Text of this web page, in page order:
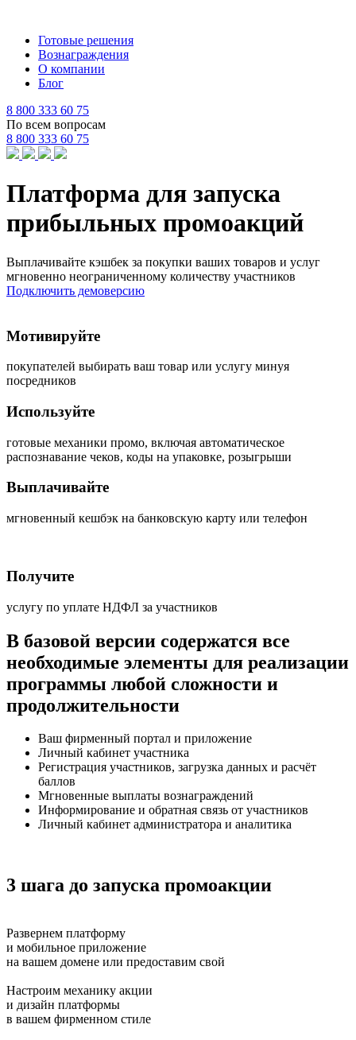
Готовые решения
Вознаграждения
О компании
Блог
8 800 333 60 75
По всем вопросам
8 800 333 60 75
Платформа для запуска
прибыльных промоакций
Выплачивайте кэшбек за покупки ваших товаров и услуг
мгновенно неограниченному количеству участников
Подключить демоверсию
Мотивируйте
покупателей выбирать ваш товар или услугу минуя
посредников
Используйте
готовые механики промо, включая автоматическое
распознавание чеков, коды на упаковке, розыгрыши
Выплачивайте
мгновенный кешбэк на банковскую карту или телефон
Получите
услугу по уплате НДФЛ за участников
В базовой версии содержатся все
необходимые элементы для реализации
программы любой сложности и
продолжительности
Ваш фирменный портал и приложение
Личный кабинет участника
Регистрация участников, загрузка данных и расчёт
баллов
Мгновенные выплаты вознаграждений
Информирование и обратная связь от участников
Личный кабинет администратора и аналитика
3 шага до запуска промоакции
Развернем платформу
и мобильное приложение
на вашем домене или предоставим свой
Настроим механику акции
и дизайн платформы
в вашем фирменном стиле